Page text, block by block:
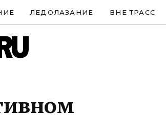
ЛЕДОЛАЗАНИЕ ВНЕ ТРАСС